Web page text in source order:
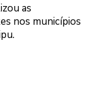
as
nos municípios